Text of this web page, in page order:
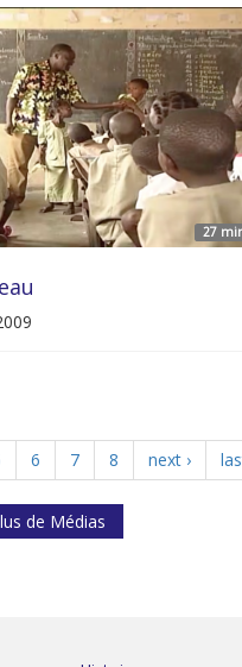
27
6 7 8 next ›
de Médias